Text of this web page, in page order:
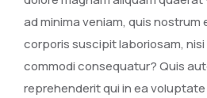
ad minima veniam, quis
corporis suscipit laboriosam, nisi
commodi consequatur? Quis
reprehenderit qui in ea